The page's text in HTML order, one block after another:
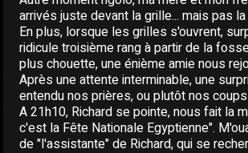
arrivés juste devant la grille... mais pas
En plus, lorsque les grilles s'ouvrent,
ridicule troisième rang à partir de la
plus chouette, une énième amie nous
Après une attente interminable, une
entendu nos prières, ou plutôt nos
A 21h10, Richard se pointe, nous fait la
c'est la Fête Nationale Egyptienne".
de "l'assistante" de Richard, qui se